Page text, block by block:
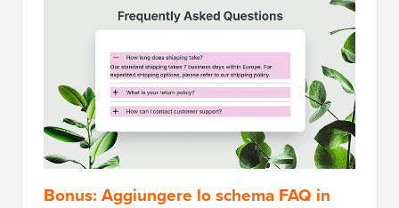
Bonus: Aggiungere lo schema FAQ in